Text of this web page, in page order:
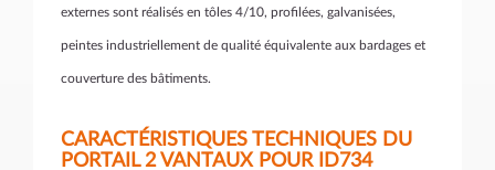
externes sont réalisés en tôles 4/10, profilées, galvanisées,
peintes industriellement de qualité équivalente aux bardages et
couverture des bâtiments.
CARACTÉRISTIQUES TECHNIQUES DU
PORTAIL 2 VANTAUX POUR ID734